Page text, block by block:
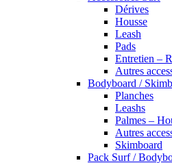
Dérives
Housse
Leash
Pads
Entretien –
Autres
Bodyboard /
Planches
Leashs
Palmes –
Autres
Skimboard
Pack Surf /